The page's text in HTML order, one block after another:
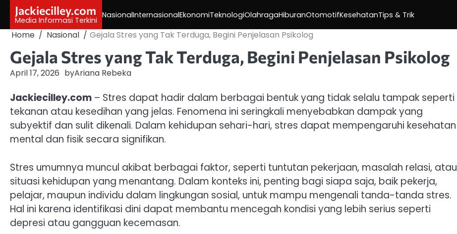
content
Jackiecilley.com
Media Informasi Terkini
NasionalInternasionalEkonomiTeknologiOlahragaHiburanOtomotifKesehatanTips & Trik
Home Nasional Gejala Stres yang Tak Terduga, Begini Penjelasan Psikolog
Gejala Stres yang Tak Terduga, Begini Penjelasan Psikolog
April 17, 2026 byAriana Rebeka
Jackiecilley.com – Stres dapat hadir dalam berbagai bentuk yang tidak selalu tampak seperti
tekanan atau kesedihan yang jelas. Fenomena ini seringkali menyebabkan dampak yang
subyektif dan sulit dikenali. Dalam kehidupan sehari-hari, stres dapat mempengaruhi kesehatan
mental dan fisik secara signifikan.
Stres umumnya muncul akibat berbagai faktor, seperti tuntutan pekerjaan, masalah relasi, atau
situasi kehidupan yang menantang. Dalam konteks ini, penting bagi siapa saja, baik pekerja,
pelajar, maupun individu dalam lingkungan sosial, untuk mampu mengenali tanda-tanda stres.
Hal ini karena identifikasi dini dapat membantu mencegah kondisi yang lebih serius seperti
depresi atau gangguan kecemasan.